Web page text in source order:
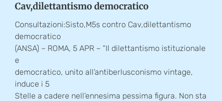
Cav,dilettantismo democratico
Consultazioni:Sisto,M5s contro Cav,dilettantismo
democratico
(ANSA) – ROMA, 5 APR – “Il dilettantismo istituzionale
e
democratico, unito all’antiberlusconismo vintage,
induce i 5
Stelle a cadere nell’ennesima pessima figura. Non sta